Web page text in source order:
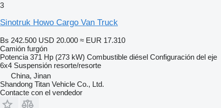
3
Sinotruk Howo Cargo Van Truck
Bs 242.500 USD 20.000 ≈ EUR 17.310
Camión furgón
Potencia 371 Hp (273 kW) Combustible diésel Configuración del eje
6x4 Suspensión resorte/resorte
China, Jinan
Shandong Titan Vehicle Co., Ltd.
Contacte con el vendedor